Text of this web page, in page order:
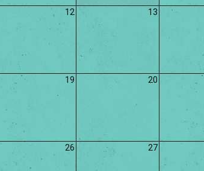
12 13
19 20
26 27